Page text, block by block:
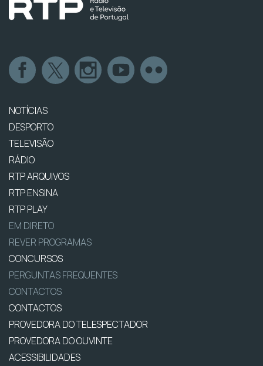
NOTÍCIAS
DESPORTO
TELEVISÃO
RÁDIO
RTP ARQUIVOS
RTP ENSINA
RTP PLAY
EM DIRETO
REVER PROGRAMAS
CONCURSOS
PERGUNTAS FREQUENTES
CONTACTOS
CONTACTOS
PROVEDORA DO TELESPECTADOR
PROVEDORA DO OUVINTE
ACESSIBILIDADES